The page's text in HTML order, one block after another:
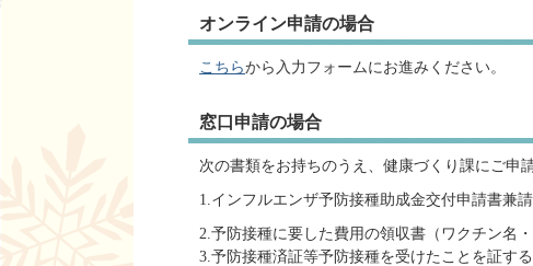
オンライン申請の場合
こちらから入力フォームにお進みください。
窓口申請の場合
次の書類をお持ちのうえ、健康づくり課にご申請
1.インフルエンザ予防接種助成金交付申請書兼
2.予防接種に要した費用の領収書（ワクチン名
3.予防接種済証等予防接種を受けたことを証す